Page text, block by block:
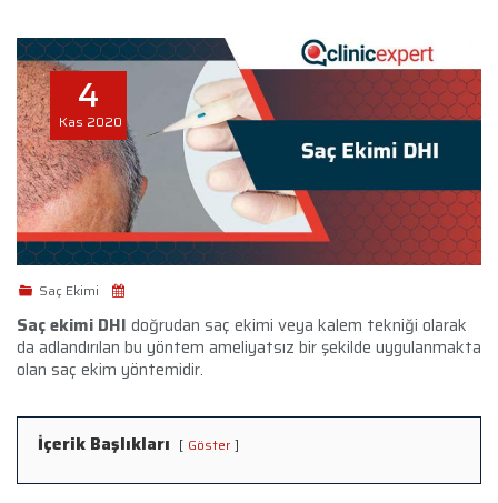
4
Kas 2020
Saç Ekimi
Saç ekimi DHI doğrudan saç ekimi veya kalem tekniği olarak
da adlandırılan bu yöntem ameliyatsız bir şekilde uygulanmakta
olan saç ekim yöntemidir.
İçerik Başlıkları Göster